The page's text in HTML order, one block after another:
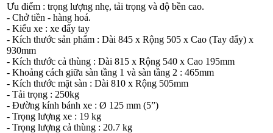
Ưu điểm : trọng lượng nhẹ, tải trọng và độ bền cao.
- Chở tiền - hàng hoá.
- Kiểu xe : xe đẩy tay
- Kích thước sản phẩm : Dài 845 x Rộng 505 x Cao (Tay đẩy) x
930mm
- Kích thước cả thùng : Dài 815 x Rộng 540 x Cao 195mm
- Khoảng cách giữa sàn tầng 1 và sàn tầng 2 : 465mm
- Kích thước mặt sàn : Dài 810 x Rộng 505mm
- Tải trọng : 250kg
- Đường kính bánh xe : Ø 125 mm (5”)
- Trọng lượng xe : 19 kg
- Trọng lượng cả thùng : 20.7 kg